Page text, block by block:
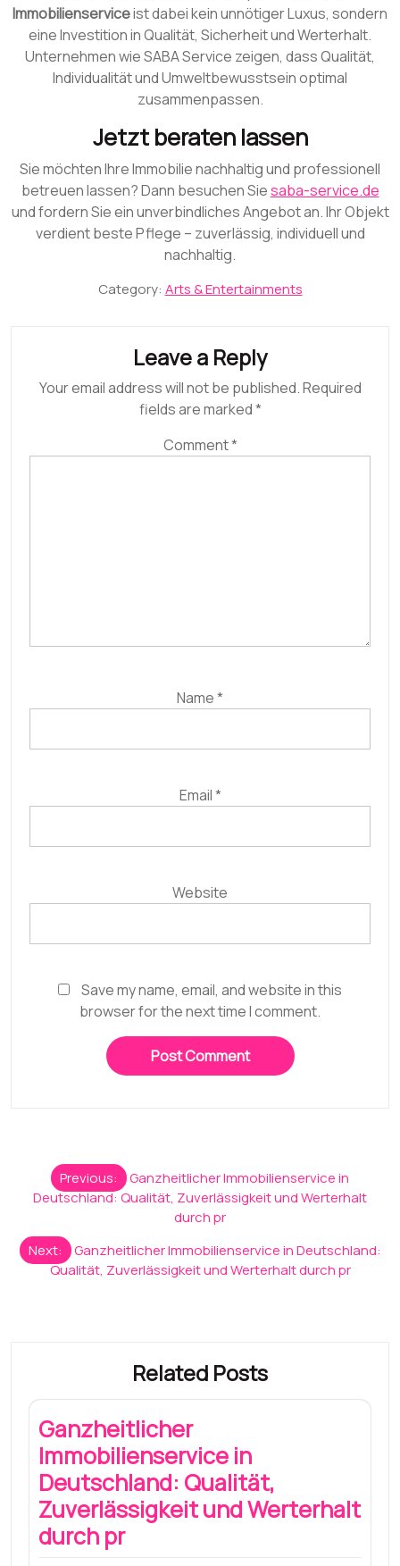
Immobilienserviceist dabei kein unnötiger Luxus, sondern
eine Investition in Qualität, Sicherheit und Werterhalt.
Unternehmen wie SABA Service zeigen, dass Qualität,
Individualität und Umweltbewusstsein optimal
zusammenpassen.
Jetzt beraten lassen
Sie möchten Ihre Immobilie nachhaltig und professionell
betreuen lassen? Dann besuchen Siesaba-service.de
und fordern Sie ein unverbindliches Angebot an. Ihr Objekt
verdient beste Pflege – zuverlässig, individuell und
nachhaltig.
Category: Arts & Entertainments
Leave a Reply
Your email address will not be published.Required
fields are marked*
Comment*
Name*
Email*
Website
Save my name, email, and website in this
browser for the next time I comment.
Post
navigation
Previous:
Ganzheitlicher Immobilienservice in
Deutschland: Qualität, Zuverlässigkeit und Werterhalt
durch pr
Next:
Ganzheitlicher Immobilienservice in Deutschland:
Qualität, Zuverlässigkeit und Werterhalt durch pr
Related Posts
Ganzheitlicher
Immobilienservice in
Deutschland: Qualität,
Zuverlässigkeit und Werterhalt
durch pr